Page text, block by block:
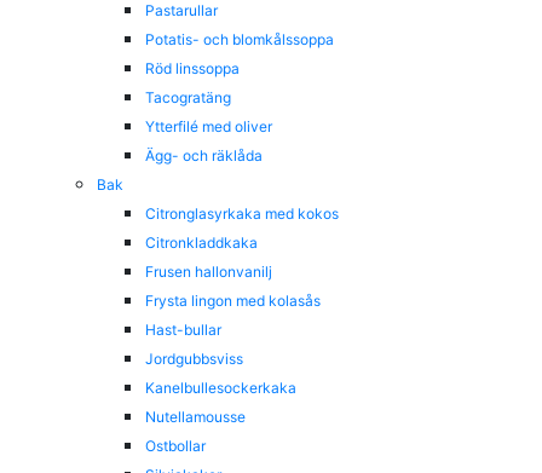
Pastarullar
Potatis- och blomkålssoppa
Röd linssoppa
Tacogratäng
Ytterfilé med oliver
Ägg- och räklåda
Bak
Citronglasyrkaka med kokos
Citronkladdkaka
Frusen hallonvanilj
Frysta lingon med kolasås
Hast-bullar
Jordgubbsviss
Kanelbullesockerkaka
Nutellamousse
Ostbollar